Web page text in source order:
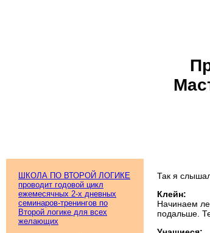
ШКОЛА ПО ВТОРОЙ ЛОГИКЕ
проводит годовой цикл
ежемесячных 2-х дневных
семинаров-тренингов по
Второй логике для всех
желающих
Так я
Клейн:
Начинаем
подальше.